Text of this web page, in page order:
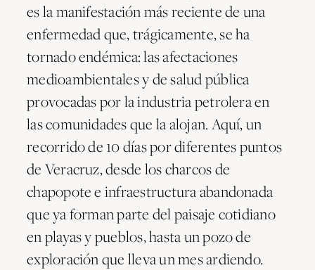
es la manifestación más reciente de una
enfermedad que, trágicamente, se ha
tornado endémica: las afectaciones
medioambientales y de salud pública
provocadas por la industria petrolera en
las comunidades que la alojan. Aquí, un
recorrido de 10 días por diferentes puntos
de Veracruz, desde los charcos de
chapopote e infraestructura abandonada
que ya forman parte del paisaje cotidiano
en playas y pueblos, hasta un pozo de
exploración que lleva un mes ardiendo.